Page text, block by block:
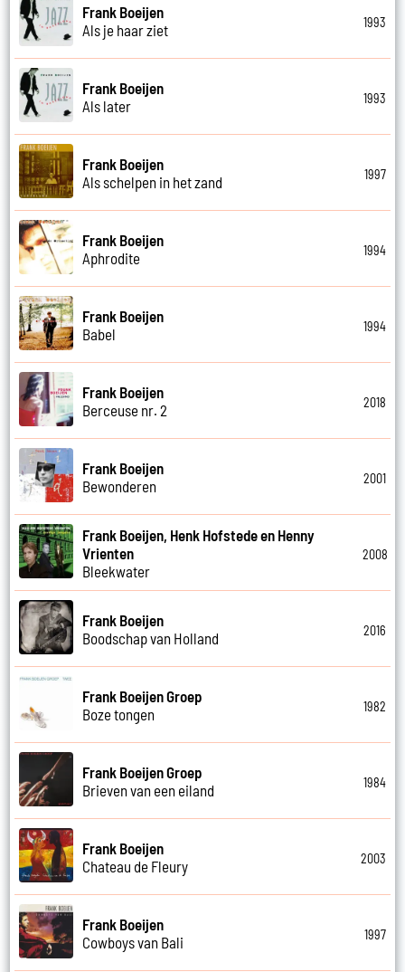
Frank Boeijen
Als je haar ziet
1993
Frank Boeijen
Als later
1993
Frank Boeijen
Als schelpen in het zand
1997
Frank Boeijen
Aphrodite
1994
Frank Boeijen
Babel
1994
Frank Boeijen
Berceuse nr. 2
2018
Frank Boeijen
Bewonderen
2001
Frank Boeijen, Henk Hofstede en Henny
Vrienten
Bleekwater
2008
Frank Boeijen
Boodschap van Holland
2016
Frank Boeijen Groep
Boze tongen
1982
Frank Boeijen Groep
Brieven van een eiland
1984
Frank Boeijen
Chateau de Fleury
2003
Frank Boeijen
Cowboys van Bali
1997